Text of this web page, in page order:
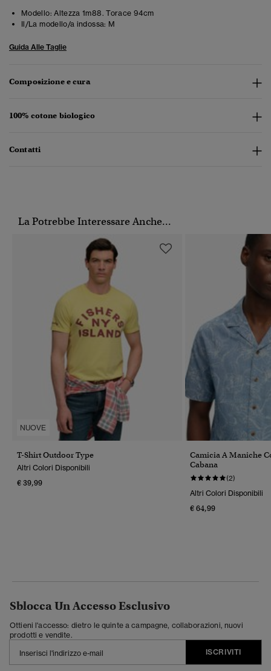
Modello: Altezza 1m88. Torace 94cm
Il/La modello/a indossa: M
Guida Alle Taglie
Composizione e cura
100% cotone biologico
Contatti
La Potrebbe Interessare Anche...
NUOVE
T-Shirt Outdoor Type
Altri Colori Disponibili
€ 39,99
Camicia A Maniche
Cabana
(2)
Altri Colori Disponibili
€ 64,99
Sblocca Un Accesso Esclusivo
Ottieni l'accesso: dietro le quinte a campagne, collaborazioni, nuovi
prodotti e vendite.
ISCRIVITI